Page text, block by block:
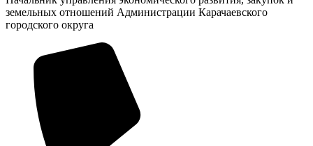
земельных отношений Администрации Карачаевского
городского округа